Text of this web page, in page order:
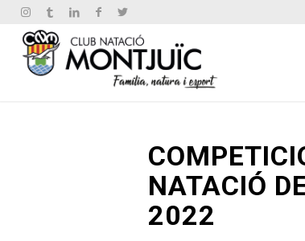
NATACIÓ
2022